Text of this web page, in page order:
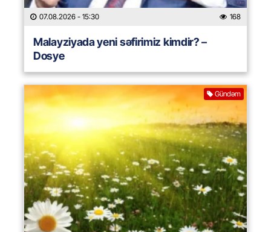
07.08.2026 - 15:30 168
Malayziyada yeni səfirimiz kimdir? –
Dosye
Gündəm